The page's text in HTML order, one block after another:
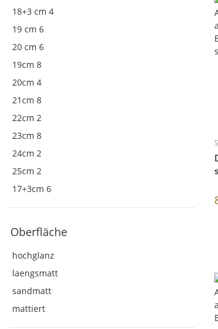
18+3 cm 4
19 cm 6
20 cm 6
19cm 8
20cm 4
21cm 8
22cm 2
23cm 8
24cm 2
25cm 2
17+3cm 6
Oberfläche
hochglanz
laengsmatt
sandmatt
mattiert